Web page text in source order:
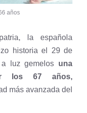
años
la española
historia el 29 de
luz gemelos una
los 67 años,
más avanzada del